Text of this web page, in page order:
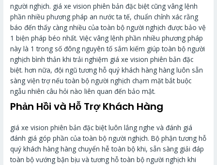
người nghịch. giá xe vision phiên bản đặc biệt cũng vâng lệnh
phần nhiều phương pháp an nước ta tế, chuẩn chỉnh xác rằng
báo đến thấy càng nhiều của toàn bộ người nghịch được bảo vệ
1 biện pháp béo nhất. Việc vâng lệnh phần nhiều phương pháp
này là 1 trong số đông nguyên tố sắm kiếm giúp toàn bộ người
nghịch bình thản khi trải nghiệm giá xe vision phiên bản đặc
biệt. hơn nữa, đội ngũ tương hỗ quý khách hàng hàng luôn sẵn
sàng viện trợ nếu toàn bộ người nghịch chạm mặt bắt buộc
ngẫu nhiên câu hỏi nào liên quan đến bảo mật.
Phản Hồi và Hỗ Trợ Khách Hàng
giá xe vision phiên bản đặc biệt luôn lắng nghe và đánh giá
đánh giá góp phần của toàn bộ người nghịch. Bộ phận tương hỗ
quý khách hàng hàng chuyển hễ toàn bộ khi, sẵn sàng giải đáp
toàn bộ vướng bận bịu và tương hỗ toàn bộ người nghịch khi